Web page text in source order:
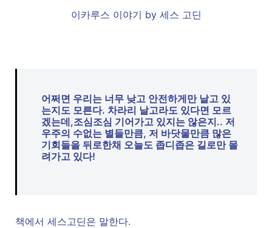
이카루스 이야기 by 세스 고딘
어쩌면 우리는 너무 낮고 안전하게만 날고 있
는지도 모른다. 차라리 날고라도 있다면 모르
겠는데,조심조심 기어가고 있지는 않은지.. 저
우주의 수없는 별들만큼, 저 바닷물만큼 많은
기회들을 뒤로한채 오늘도 좁디좁은 길로만 몰
려가고 있다!
책에서 세스고딘은 말한다.